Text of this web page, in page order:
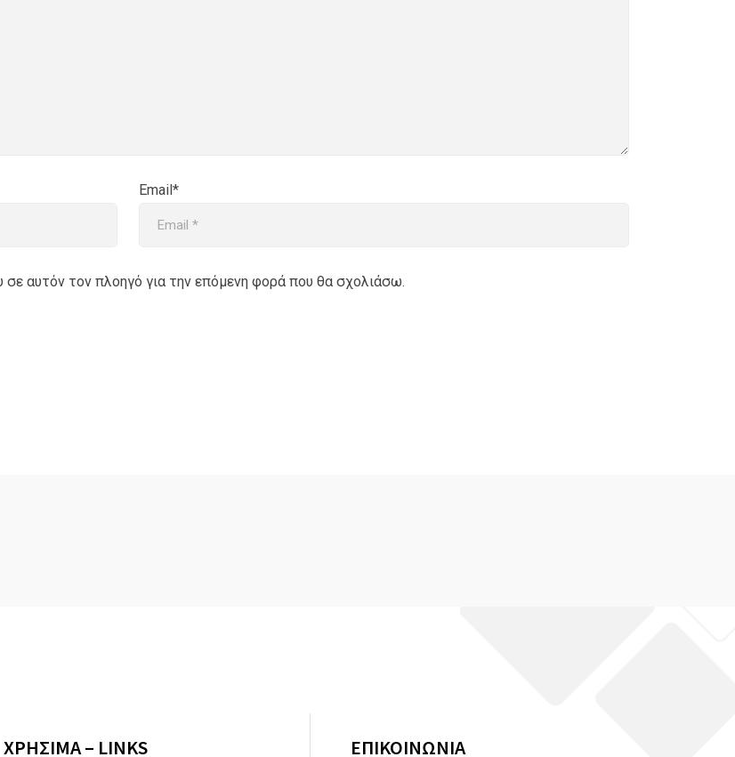
Email*
αυτόν τον πλοηγό για την επόμενη φορά που θα σχολιάσω.
ΧΡΗΣΙΜΑ – LINKS ΕΠΙΚΟΙΝΩΝΙΑ